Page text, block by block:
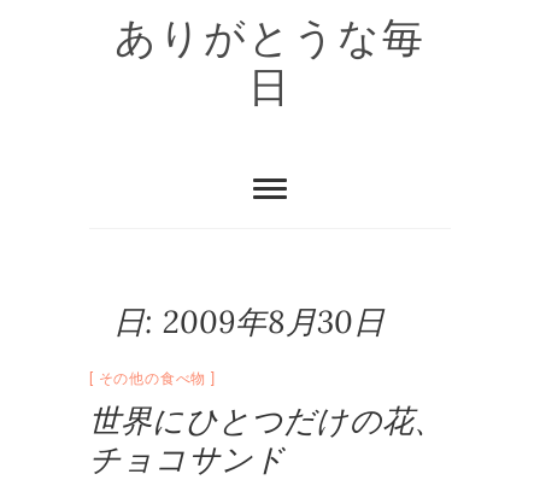
ありがとうな毎
日
日: 2009年8月30日
その他の食べ物
世界にひとつだけの花、
チョコサンド